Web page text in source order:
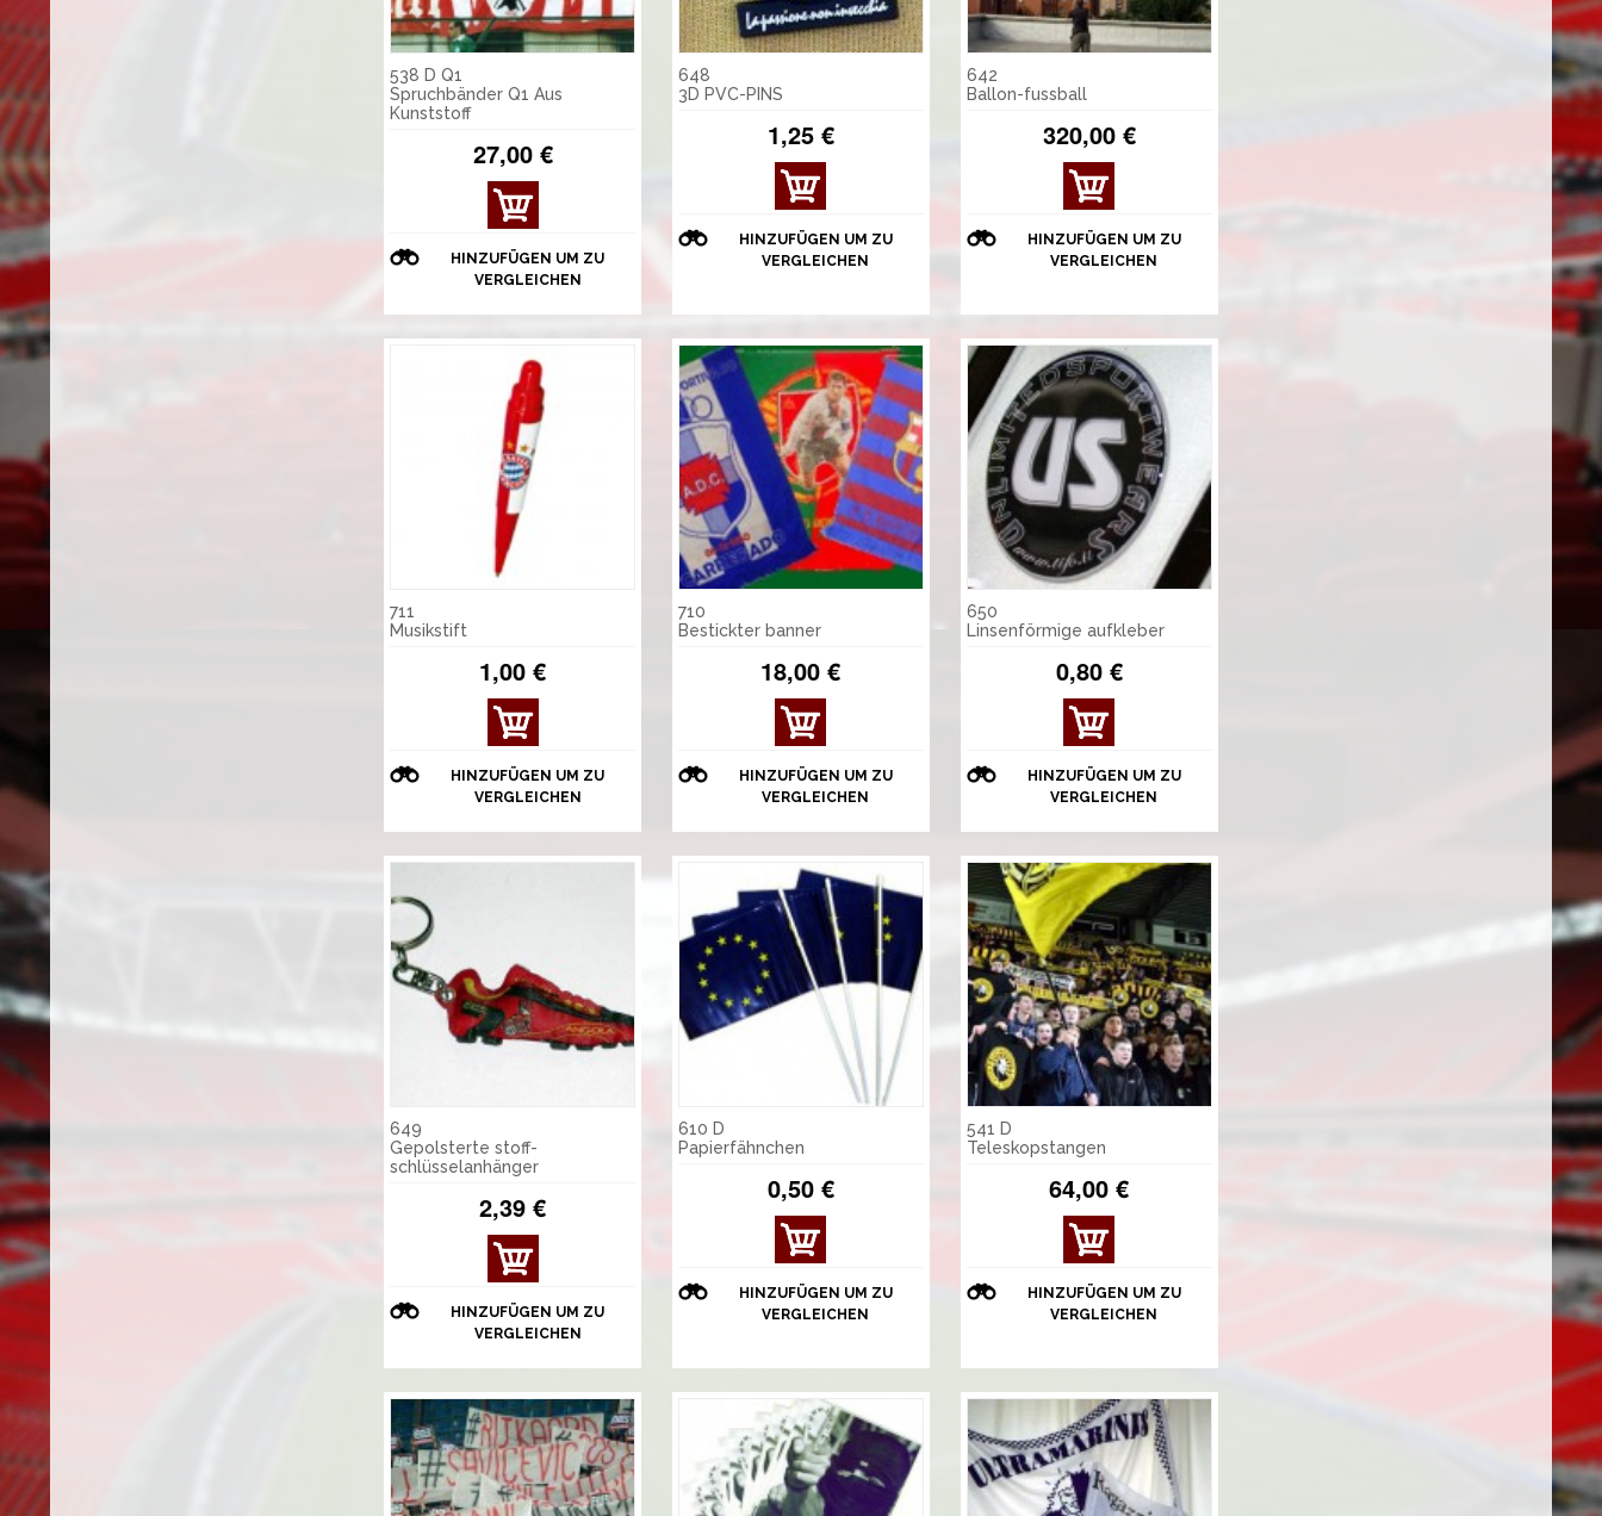
538 D Q1
Spruchbänder Q1 Aus
Kunststoff
27,00 €
HINZUFÜGEN UM ZU
VERGLEICHEN
648
3D PVC-PINS
1,25 €
HINZUFÜGEN UM ZU
VERGLEICHEN
642
Ballon-fussball
320,00 €
HINZUFÜGEN UM ZU
VERGLEICHEN
711
Musikstift
1,00 €
HINZUFÜGEN UM ZU
VERGLEICHEN
710
Bestickter banner
18,00 €
HINZUFÜGEN UM ZU
VERGLEICHEN
650
Linsenförmige aufkleber
0,80 €
HINZUFÜGEN UM ZU
VERGLEICHEN
649
Gepolsterte stoff-
schlüsselanhänger
2,39 €
DET
AILS
ANZ
HINZUFÜGEN UM ZU
VERGLEICHEN
610 D
Papierfähnchen
0,50 €
DET
AILS
ANZ
HINZUFÜGEN UM ZU
VERGLEICHEN
541 D
Teleskopstangen
64,00 €
HINZUFÜGEN UM ZU
VERGLEICHEN